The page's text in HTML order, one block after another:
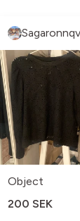
Object
200 SEK